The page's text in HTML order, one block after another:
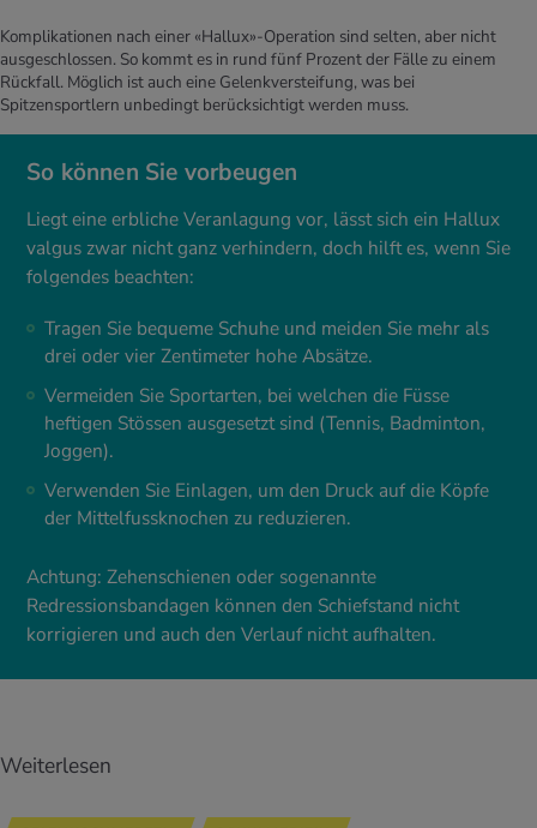
So können Sie vorbeugen
Liegt eine erbliche Veranlagung vor, lässt sich ein Hallux
valgus zwar nicht ganz verhindern, doch hilft es, wenn Sie
folgendes beachten:
Tragen Sie bequeme Schuhe und meiden Sie mehr als
drei oder vier Zentimeter hohe Absätze.
Vermeiden Sie Sportarten, bei welchen die Füsse
heftigen Stössen ausgesetzt sind (Tennis, Badminton,
Joggen).
Verwenden Sie Einlagen, um den Druck auf die Köpfe
der Mittelfussknochen zu reduzieren.
Achtung: Zehenschienen oder sogenannte
Redressionsbandagen können den Schiefstand nicht
korrigieren und auch den Verlauf nicht aufhalten.
Komplikationen nach einer «Hallux»-Operation sind selten, aber nicht
ausgeschlossen. So kommt es in rund fünf Prozent der Fälle zu einem
Rückfall. Möglich ist auch eine Gelenkversteifung, was bei
Spitzensportlern unbedingt berücksichtigt werden muss.
Weiterlesen